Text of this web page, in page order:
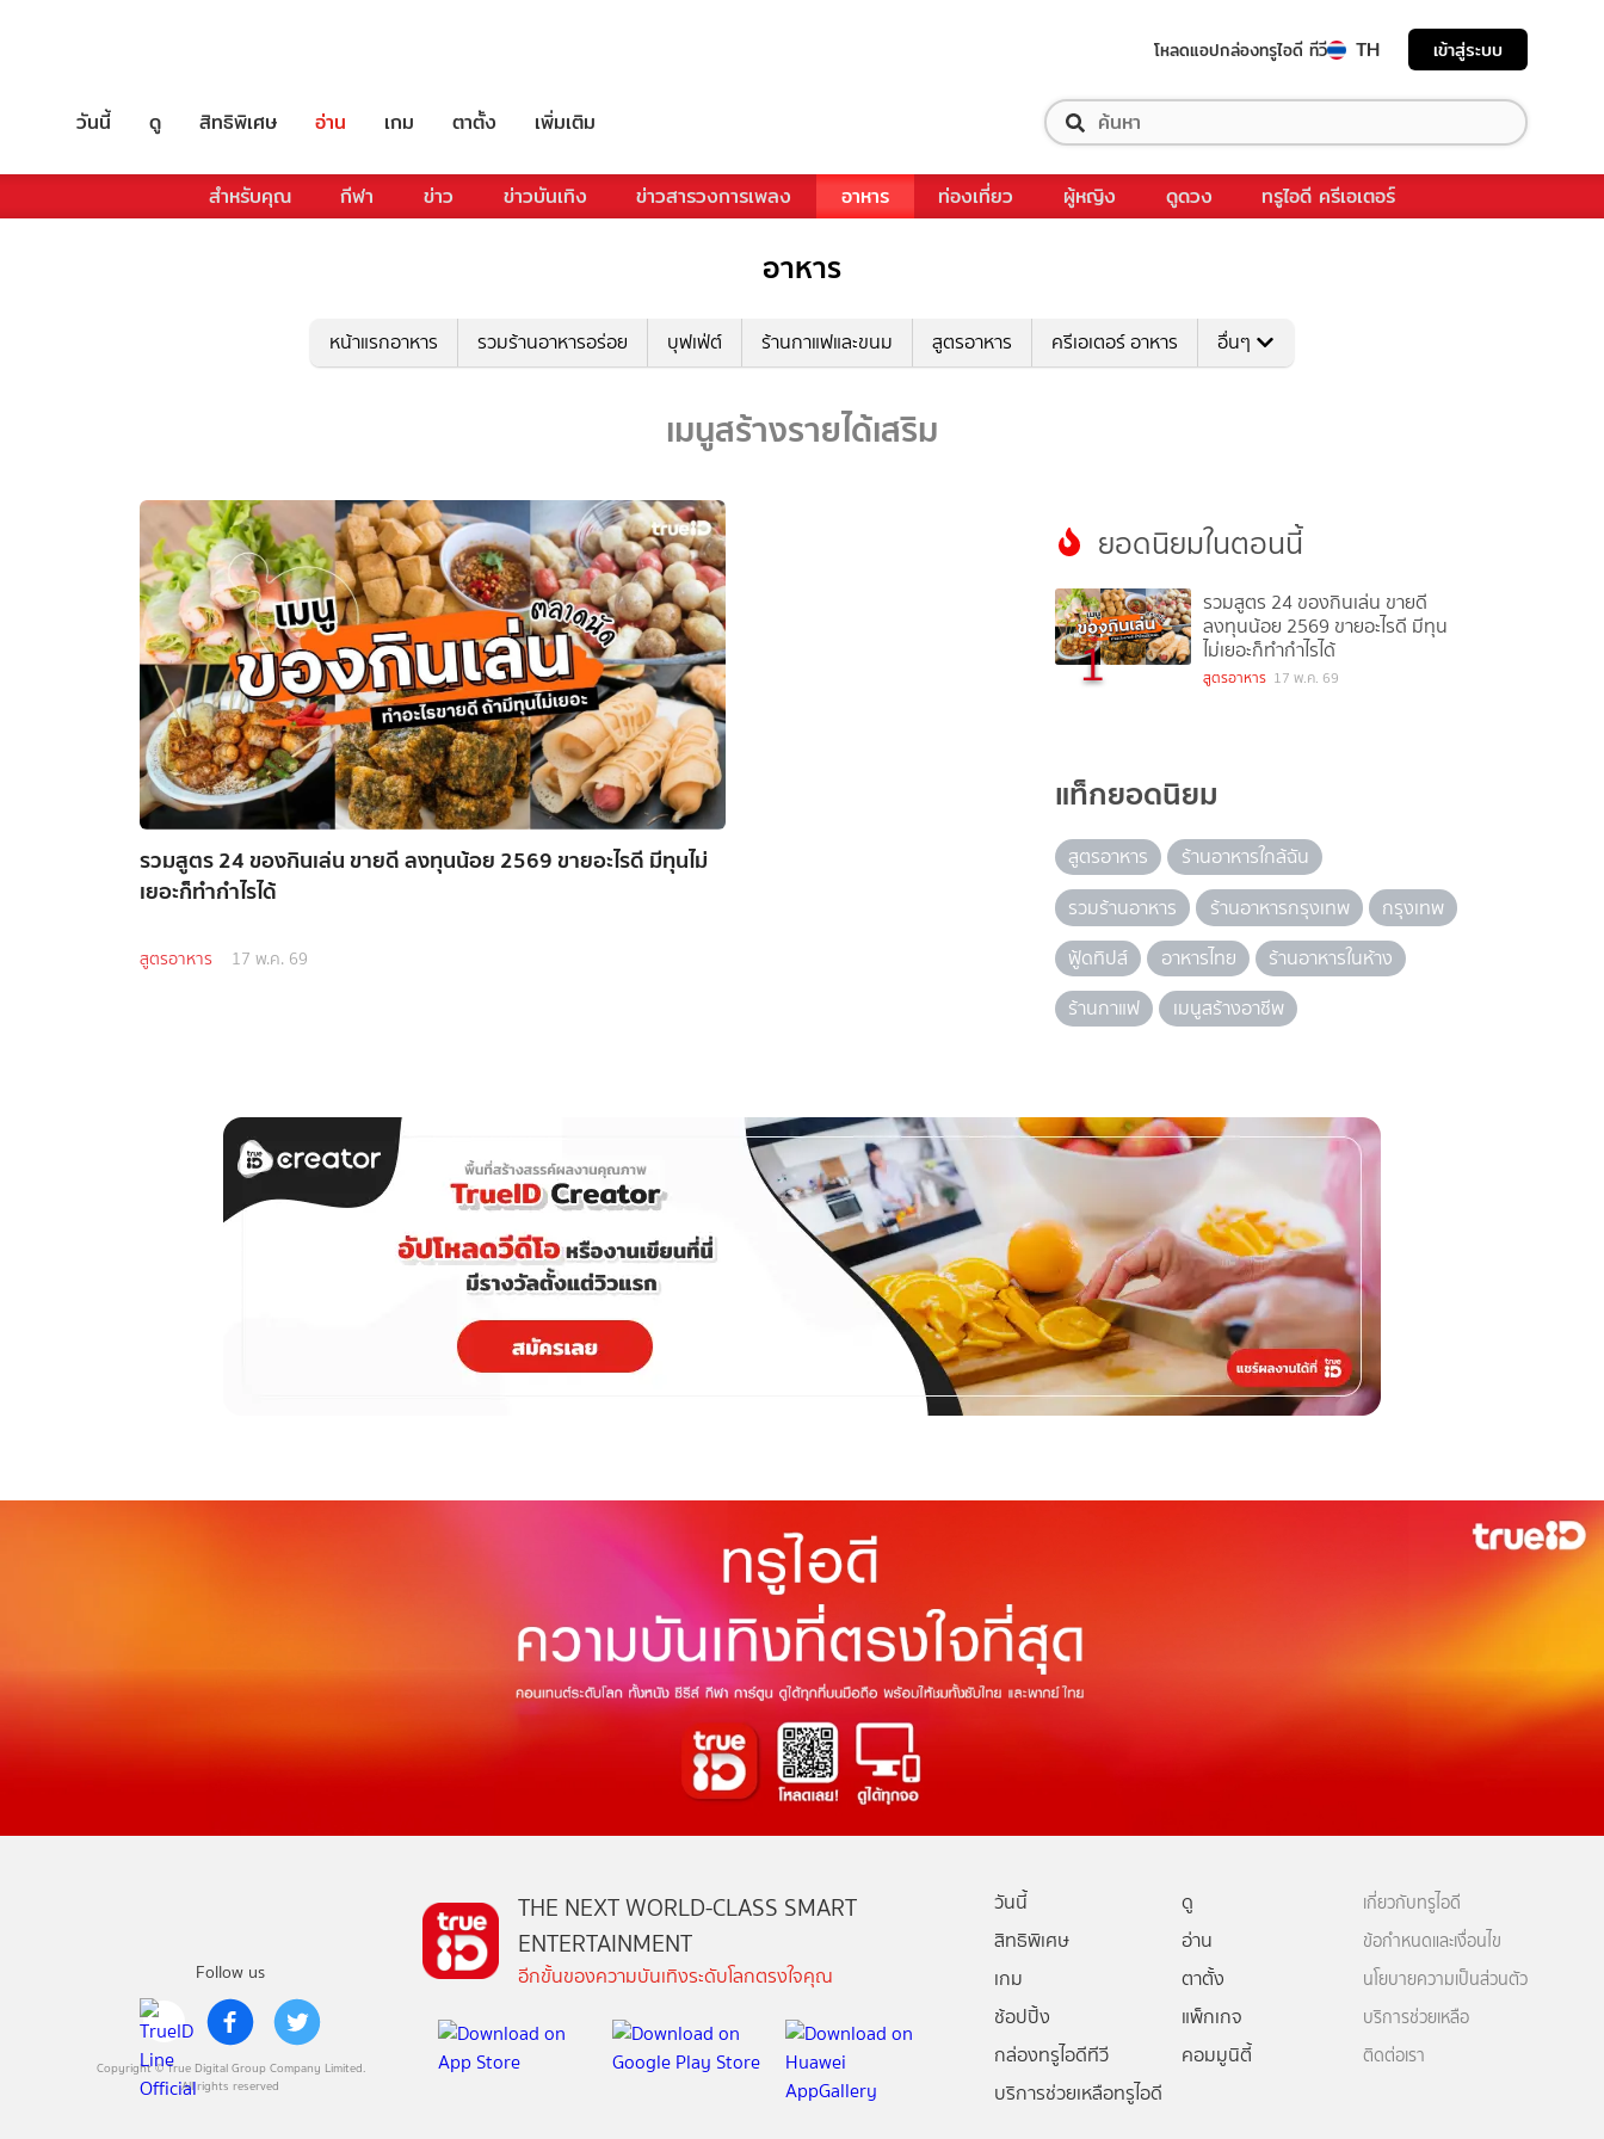
โหลดแอปกล่องทรูไอดี ทีวี TH เข้าสู่ระบบ
วันนี้ ดู สิทธิพิเศษ อ่าน เกม ตาตั้ง เพิ่มเติม
สำหรับคุณ กีฬา ข่าว ข่าวบันเทิง ข่าวสารวงการเพลง อาหาร ท่องเที่ยว ผู้หญิง ดูดวง ทรูไอดี ครีเอเตอร์
อาหาร
หน้าแรกอาหาร รวมร้านอาหารอร่อย บุฟเฟ่ต์ ร้านกาแฟและขนม สูตรอาหาร ครีเอเตอร์ อาหาร อื่นๆ
เมนูสร้างรายได้เสริม
รวมสูตร 24 ของกินเล่น ขายดี ลงทุนน้อย 2569 ขายอะไรดี มีทุนไม่
เยอะก็ทำกำไรได้
สูตรอาหาร 17 พ.ค. 69
ยอดนิยมในตอนนี้
1
รวมสูตร 24 ของกินเล่น ขายดี
ลงทุนน้อย 2569 ขายอะไรดี มีทุน
ไม่เยอะก็ทำกำไรได้
สูตรอาหาร 17 พ.ค. 69
แท็กยอดนิยม
สูตรอาหาร
ร้านอาหารใกล้ฉัน
รวมร้านอาหาร
ร้านอาหารกรุงเทพ
กรุงเทพ
ฟู้ดทิปส์
อาหารไทย
ร้านอาหารในห้าง
ร้านกาแฟ
เมนูสร้างอาชีพ
Follow us
Copyright © True Digital Group Company Limited.
All rights reserved
THE NEXT WORLD-CLASS SMART
ENTERTAINMENT
อีกขั้นของความบันเทิงระดับโลกตรงใจคุณ
วันนี้
ดู
สิทธิพิเศษ
อ่าน
เกม
ตาตั้ง
ช้อปปิ้ง
แพ็กเกจ
กล่องทรูไอดีทีวี
คอมมูนิตี้
บริการช่วยเหลือทรูไอดี
เกี่ยวกับทรูไอดี
ข้อกำหนดและเงื่อนไข
นโยบายความเป็นส่วนตัว
บริการช่วยเหลือ
ติดต่อเรา